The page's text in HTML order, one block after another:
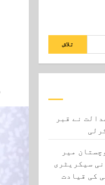
تلاش
نے قبر
میر
سیکریٹری
کی قیادت